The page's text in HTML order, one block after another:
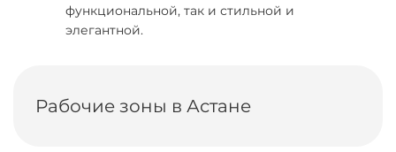
функциональной, так и стильной и
элегантной.
Рабочие зоны в Астане